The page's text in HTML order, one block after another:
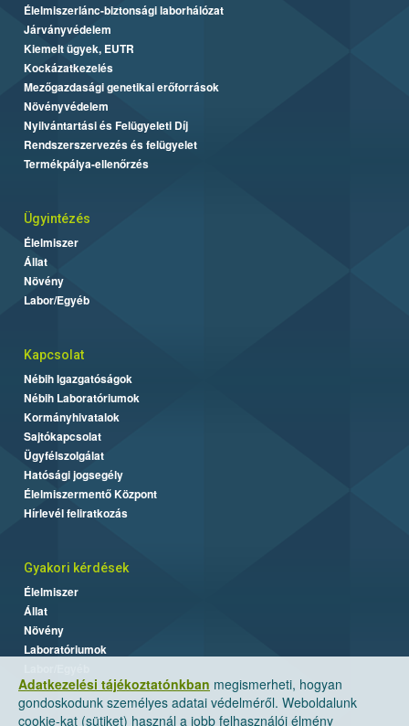
Adatkezelési tájékoztatónkban megismerheti, hogyan
gondoskodunk személyes adatai védelméről. Weboldalunk
cookie-kat (sütiket) használ a jobb felhasználói élmény
Élelmiszerlánc-biztonsági laborhálózat
Járványvédelem
Kiemelt ügyek, EUTR
Kockázatkezelés
Mezőgazdasági genetikai erőforrások
Növényvédelem
Nyilvántartási és Felügyeleti Díj
Rendszerszervezés és felügyelet
Termékpálya-ellenőrzés
Ügyintézés
Élelmiszer
Állat
Növény
Labor/Egyéb
Kapcsolat
Nébih Igazgatóságok
Nébih Laboratóriumok
Kormányhivatalok
Sajtókapcsolat
Ügyfélszolgálat
Hatósági jogsegély
Élelmiszermentő Központ
Hírlevél feliratkozás
Gyakori kérdések
Élelmiszer
Állat
Növény
Laboratóriumok